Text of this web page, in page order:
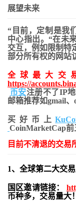
展望未来
“目前，定制是我
中心指出。“在未
交互，例如限制特
部分所有权的网站
全球最大交
https://
币安注册不了IP
邮箱推荐如gmail、
买好币上
CoinMarketCap前
目前不清退的交易
1、全球第二大交
国区邀请链接：
币种多，交易量大！